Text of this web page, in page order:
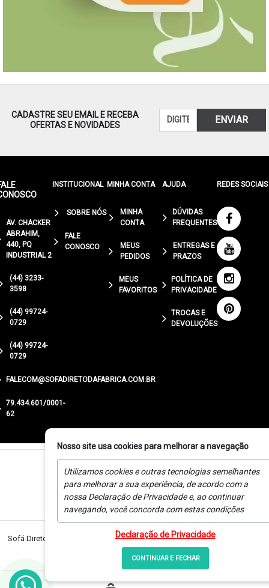
CADASTRE SEU EMAIL E RECEBA
OFERTAS E NOVIDADES
ENVIAR
AV. CHACKER
ABRAHIM,
440, PQ
INDUSTRIAL 2
(44) 3233-
3598
(44) 99724-
0729
(44) 99724-
0729
FALECOM@SOFADIRETODAFABRICA.COM.BR
79.434.601/0001-
62
INSTITUCIONAL
SOBRE NÓS
FALE
CONOSCO
MINHA CONTA
MINHA
CONTA
MEUS
PEDIDOS
MEUS
FAVORITOS
AJUDA
DÚVIDAS
FREQUENTES
ENTREGAS E
PRAZOS
POLÍTICA DE
PRIVACIDADE
TROCAS E
DEVOLUÇÕES
REDES SOCIAIS
Nosso site usa cookies para melhorar a navegação
Utilizamos cookies e outras tecnologias semelhantes
para melhorar a sua experiência, de acordo com a
nossa Declaração de Privacidade e, ao continuar
navegando, você concorda com estas condições
Declaração de Privacidade
CONTINUAR E FECHAR
Sofá Direto da Fabrica |
79.434.601/0001-62 © Direitos Reservados
sofadiretodafabrica.com.br